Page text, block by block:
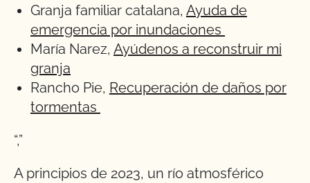
Granja familiar catalana, Ayuda de
emergencia por inundaciones
María Narez, Ayúdenos a reconstruir mi
granja
Rancho Pie, Recuperación de daños por
tormentas
“,”
A principios de 2023, un río atmosférico